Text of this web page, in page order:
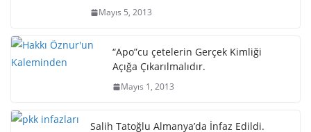
Mayıs 5, 2013
“Apo”cu çetelerin Gerçek Kimliği
Açığa Çıkarılmalıdır.
Mayıs 1, 2013
Salih Tatoğlu Almanya’da İnfaz Edildi.